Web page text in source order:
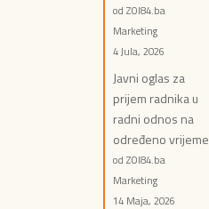
od ZOI84.ba
Marketing
4 Jula, 2026
Javni oglas za
prijem radnika u
radni odnos na
određeno vrijeme
od ZOI84.ba
Marketing
14 Maja, 2026